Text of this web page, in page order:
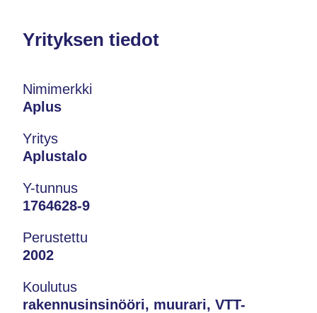
Yrityksen tiedot
Nimimerkki
Aplus
Yritys
Aplustalo
Y-tunnus
1764628-9
Perustettu
2002
Koulutus
rakennusinsinööri, muurari, VTT-